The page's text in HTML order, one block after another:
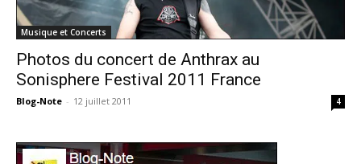
Musique et Concerts
Photos du concert de Anthrax au
Sonisphere Festival 2011 France
Blog-Note - 12 juillet 2011 4